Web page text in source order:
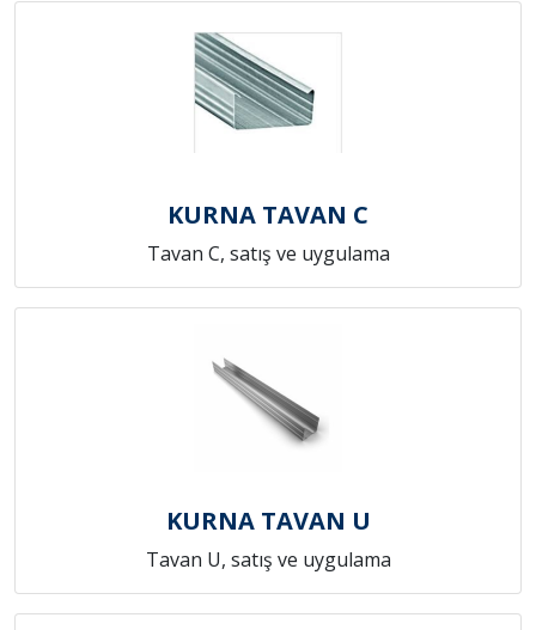
KURNA TAVAN C
Tavan C, satış ve uygulama
KURNA TAVAN U
Tavan U, satış ve uygulama